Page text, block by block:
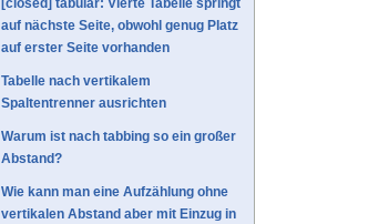
[closed] tabular: Vierte Tabelle springt
auf nächste Seite, obwohl genug Platz
auf erster Seite vorhanden
Tabelle nach vertikalem
Spaltentrenner ausrichten
Warum ist nach tabbing so ein großer
Abstand?
Wie kann man eine Aufzählung ohne
vertikalen Abstand aber mit Einzug in